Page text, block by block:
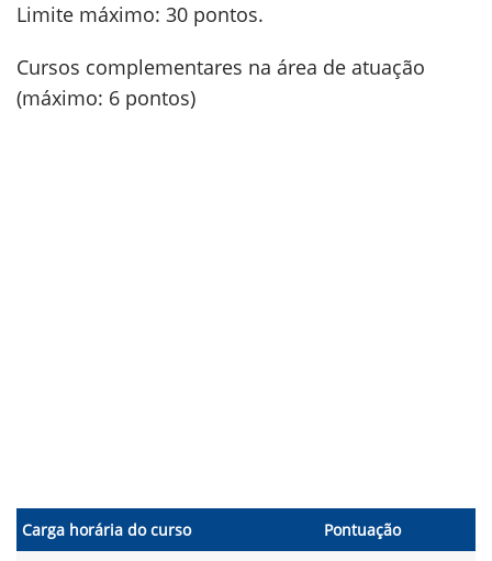
Limite máximo: 30 pontos.
Cursos complementares na área de atuação
(máximo: 6 pontos)
Carga horária do curso Pontuação